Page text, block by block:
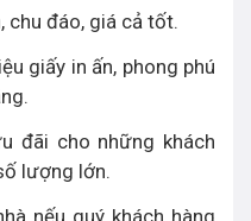
chu đáo, giá cả tốt.
giấy in ấn, phong phú
đãi cho những khách
lượng lớn.
nếu quý khách hàng